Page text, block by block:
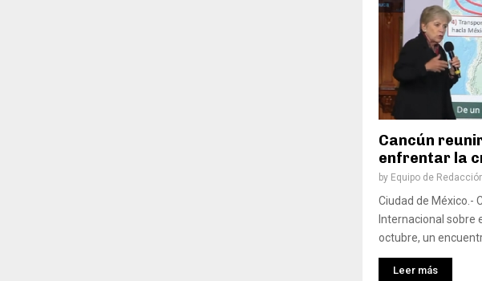
Cancún
enfrentar la
by Equipo de
Ciudad de México.-
Internacional sobre
octubre, un
Leer más